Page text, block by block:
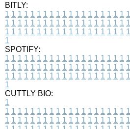
BITLY:
1 1 1 1 1 1 1 1 1 1 1 1 1 1 1 1 1 1 1 1
1 1 1 1 1 1 1 1 1 1 1 1 1 1 1 1 1 1 1 1
1 1 1 1 1 1 1 1 1 1 1 1 1 1 1 1 1 1 1 1
1
SPOTIFY:
1 1 1 1 1 1 1 1 1 1 1 1 1 1 1 1 1 1 1 1
1 1 1 1 1 1 1 1 1 1 1 1 1 1 1 1 1 1 1 1
1 1 1 1 1 1 1 1 1 1 1 1 1 1 1 1 1 1 1 1
1
CUTTLY BIO:
1
1 1 1 1 1 1 1 1 1 1 1 1 1 1 1 1 1 1 1 1
1 1 1 1 1 1 1 1 1 1 1 1 1 1 1 1 1 1 1 1